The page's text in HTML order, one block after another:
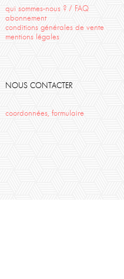
qui sommes-nous ? / FAQ
abonnement
conditions générales de vente
mentions légales
NOUS CONTACTER
coordonnées, formulaire